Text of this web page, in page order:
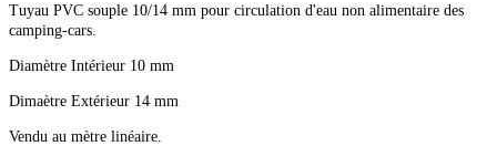
Tuyau PVC souple 10/14 mm pour circulation d'eau non alimentaire des
camping-cars.
Diamètre Intérieur 10 mm
Dimaètre Extérieur 14 mm
Vendu au mètre linéaire.